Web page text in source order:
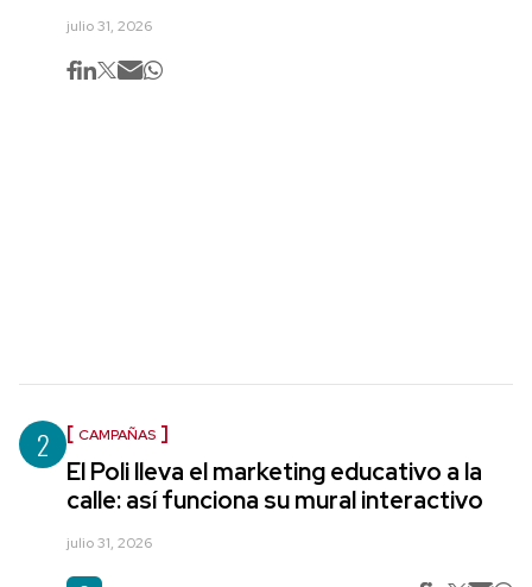
julio 31, 2026
2 CAMPAÑAS
El Poli lleva el marketing educativo a la
calle: así funciona su mural interactivo
julio 31, 2026